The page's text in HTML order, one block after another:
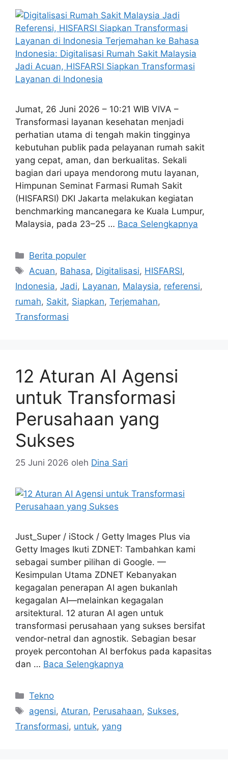
Jumat, 26 Juni 2026 – 10:21 WIB VIVA –
Transformasi layanan kesehatan menjadi
perhatian utama di tengah makin tingginya
kebutuhan publik pada pelayanan rumah sakit
yang cepat, aman, dan berkualitas. Sekali
bagian dari upaya mendorong mutu layanan,
Himpunan Seminat Farmasi Rumah Sakit
(HISFARSI) DKI Jakarta melakukan kegiatan
benchmarking mancanegara ke Kuala Lumpur,
Malaysia, pada 23–25 … Baca Selengkapnya
Kategori
Berita populer
Tag
Acuan, Bahasa, Digitalisasi, HISFARSI,
Indonesia, Jadi, Layanan, Malaysia, referensi,
rumah, Sakit, Siapkan, Terjemahan,
Transformasi
12 Aturan AI Agensi
untuk Transformasi
Perusahaan yang
Sukses
25 Juni 2026 oleh Dina Sari
Just_Super / iStock / Getty Images Plus via
Getty Images Ikuti ZDNET: Tambahkan kami
sebagai sumber pilihan di Google. —
Kesimpulan Utama ZDNET Kebanyakan
kegagalan penerapan AI agen bukanlah
kegagalan AI—melainkan kegagalan
arsitektural. 12 aturan AI agen untuk
transformasi perusahaan yang sukses bersifat
vendor-netral dan agnostik. Sebagian besar
proyek percontohan AI berfokus pada kapasitas
dan … Baca Selengkapnya
Kategori
Tekno
Tag
agensi,Aturan, Perusahaan, Sukses,
Transformasi, untuk, yang